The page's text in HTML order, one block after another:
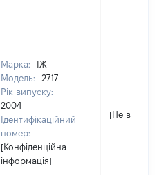
Марка:
ІЖ
Модель:
2717
Рік випуску:
2004
Ідентифікаційний
номер:
[Конфіденційна
інформація]
[Не відомо]